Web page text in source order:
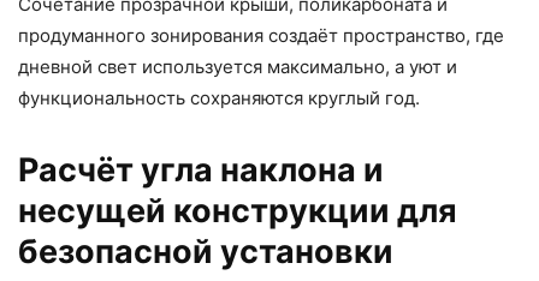
продуманного зонирования создаёт пространство, где
дневной свет используется максимально, а уют и
функциональность сохраняются круглый год.
Расчёт угла наклона и
несущей конструкции для
безопасной установки